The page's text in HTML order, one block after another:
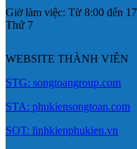
Giờ làm việc: Từ 8:00 đến
Thứ 7
WEBSITE THÀNH VIÊN
STG: songtoangroup.com
STA: phukiensongtoan.com
SOT: linhkienphukien.vn